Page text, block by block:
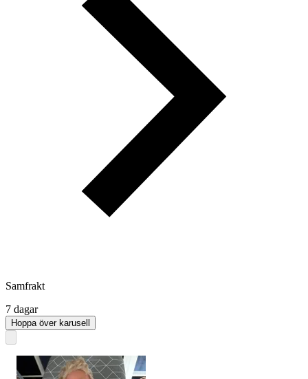
Samfrakt
7 dagar
Hoppa över karusell